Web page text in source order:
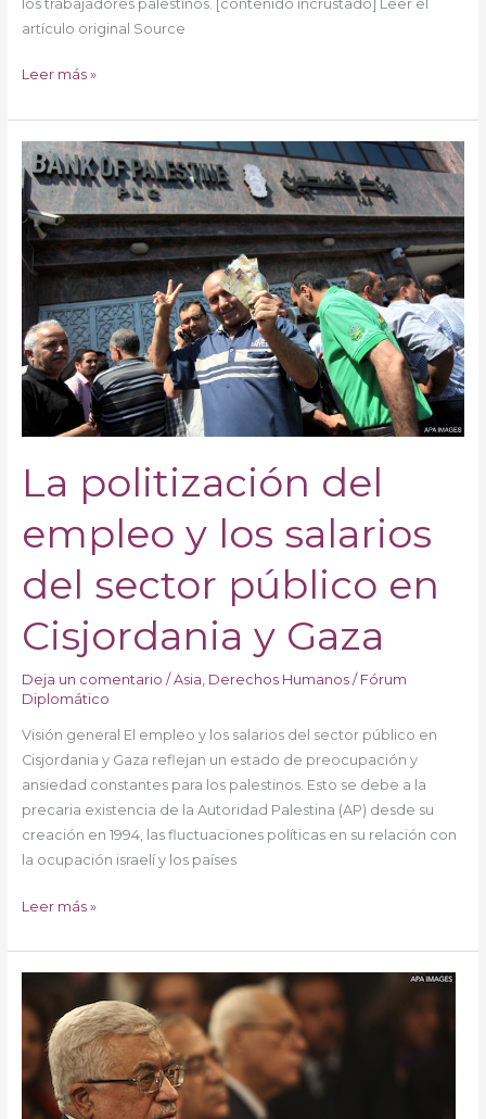
los trabajadores palestinos. [contenido incrustado] Leer el
artículo original Source
Leer más »
La politización del
empleo y los salarios
del sector público en
Cisjordania y Gaza
Deja un comentario /Asia Derechos Humanos/ Fórum
Diplomático
Visión general El empleo y los salarios del sector público en
Cisjordania y Gaza reflejan un estado de preocupación y
ansiedad constantes para los palestinos. Esto se debe a la
precaria existencia de la Autoridad Palestina (AP) desde su
creación en 1994, las fluctuaciones políticas en su relación con
la ocupación israelí y los países
La
politización
del
empleo
y
los
salarios
del
sector
público
en
Cisjordania
Gaza
Leer más »
elecciones
palestinas:
¿cambio
real
o